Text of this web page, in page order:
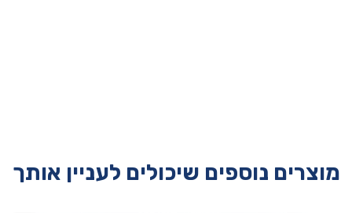
מוצרים נוספים שיכולים לעניין אותך